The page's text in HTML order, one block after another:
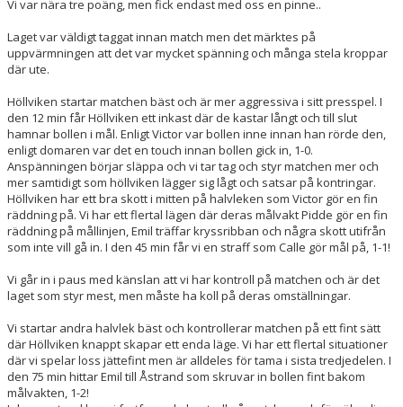
Vi var nära tre poäng, men fick endast med oss en pinne..
Laget var väldigt taggat innan match men det märktes på
uppvärmningen att det var mycket spänning och många stela kroppar
där ute.
Höllviken startar matchen bäst och är mer aggressiva i sitt presspel. I
den 12 min får Höllviken ett inkast där de kastar långt och till slut
hamnar bollen i mål. Enligt Victor var bollen inne innan han rörde den,
enligt domaren var det en touch innan bollen gick in, 1-0.
Anspänningen börjar släppa och vi tar tag och styr matchen mer och
mer samtidigt som höllviken lägger sig lågt och satsar på kontringar.
Höllviken har ett bra skott i mitten på halvleken som Victor gör en fin
räddning på. Vi har ett flertal lägen där deras målvakt Pidde gör en fin
räddning på mållinjen, Emil träffar kryssribban och några skott utifrån
som inte vill gå in. I den 45 min får vi en straff som Calle gör mål på, 1-1!
Vi går in i paus med känslan att vi har kontroll på matchen och är det
laget som styr mest, men måste ha koll på deras omställningar.
Vi startar andra halvlek bäst och kontrollerar matchen på ett fint sätt
där Höllviken knappt skapar ett enda läge. Vi har ett flertal situationer
där vi spelar loss jättefint men är alldeles för tama i sista tredjedelen. I
den 75 min hittar Emil till Åstrand som skruvar in bollen fint bakom
målvakten, 1-2!